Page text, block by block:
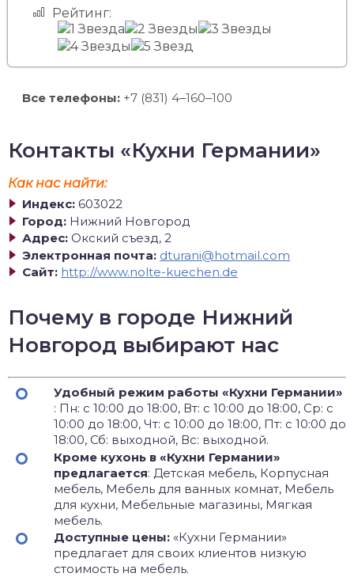
Рейтинг:
Все телефоны: +7 (831) 4‒160‒100
Контакты «Кухни Германии»
Как нас найти:
Индекс: 603022
Город: Нижний Новгород
Адрес: Окский съезд, 2
Электронная почта: dturani@hotmail.com
Сайт: http://www.nolte-kuechen.de
Почему в городе Нижний
Новгород выбирают нас
Удобный режим работы «Кухни Германии»
: Пн: с 10:00 до 18:00, Вт: с 10:00 до 18:00, Ср: с
10:00 до 18:00, Чт: с 10:00 до 18:00, Пт: с 10:00 до
18:00, Сб: выходной, Вс: выходной.
Кроме кухонь в «Кухни Германии»
предлагается: Детская мебель, Корпусная
мебель, Мебель для ванных комнат, Мебель
для кухни, Мебельные магазины, Мягкая
мебель.
Доступные цены: «Кухни Германии»
предлагает для своих клиентов низкую
стоимость на мебель.